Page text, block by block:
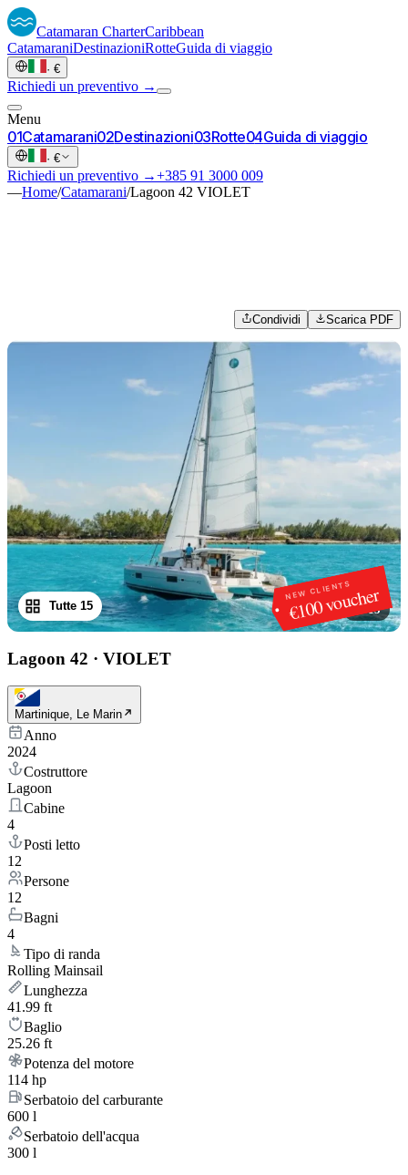
Catamaran CharterCaribbean
CatamaraniDestinazioniRotteGuida di viaggio
· €
Richiedi un preventivo →
Menu
01Catamarani02Destinazioni03Rotte04Guida di viaggio
· €
Richiedi un preventivo →+385 91 3000 009
—Home/Catamarani/Lagoon 42 VIOLET
Condividi Scarica PDF
NEW CLIENTS
€100 voucher
1/15
Tutte 15
Lagoon 42 · VIOLET
Martinique, Le Marin
Anno
2024
Costruttore
Lagoon
Cabine
4
Posti letto
12
Persone
12
Bagni
4
Tipo di randa
Rolling Mainsail
Lunghezza
41.99 ft
Baglio
25.26 ft
Potenza del motore
114 hp
Serbatoio del carburante
600 l
Serbatoio dell'acqua
300 l